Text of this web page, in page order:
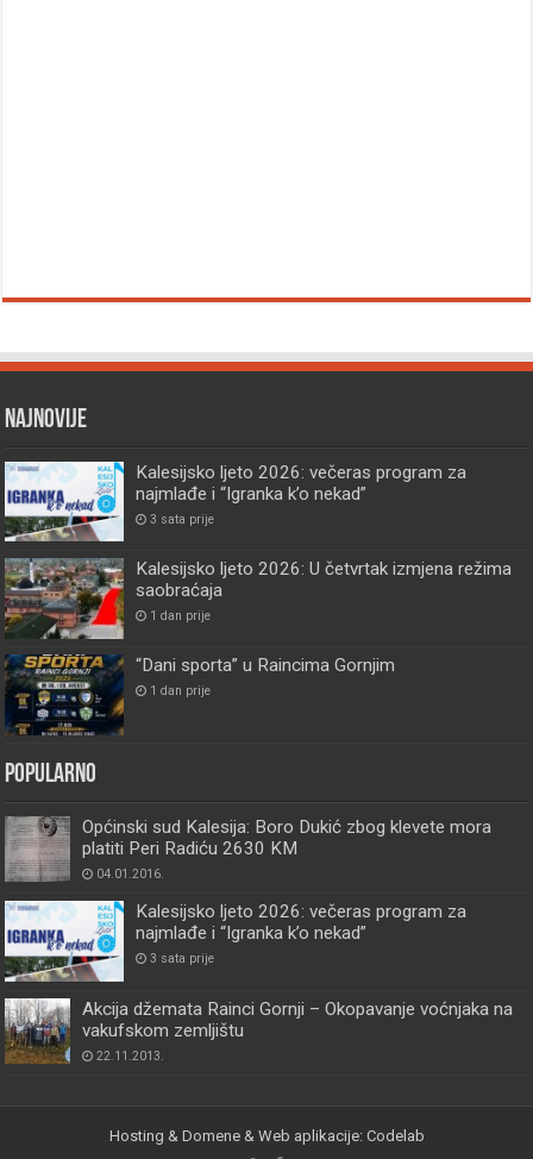
Najnovije
Kalesijsko ljeto 2026: večeras program za
najmlađe i “Igranka k’o nekad”
3 sata prije
Kalesijsko ljeto 2026: U četvrtak izmjena režima
saobraćaja
1 dan prije
“Dani sporta” u Raincima Gornjim
1 dan prije
Popularno
Općinski sud Kalesija: Boro Dukić zbog klevete mora
platiti Peri Radiću 2630 KM
04.01.2016.
Kalesijsko ljeto 2026: večeras program za
najmlađe i “Igranka k’o nekad”
3 sata prije
Akcija džemata Rainci Gornji – Okopavanje voćnjaka na
vakufskom zemljištu
22.11.2013.
Hosting & Domene & Web aplikacije: Codelab